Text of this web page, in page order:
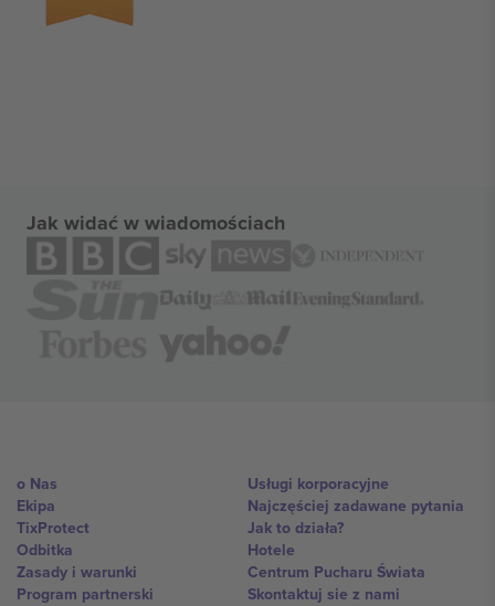
Jak widać w wiadomościach
o Nas
Ekipa
TixProtect
Odbitka
Zasady i warunki
Program partnerski
Usługi korporacyjne
Najczęściej zadawane pytania
Jak to działa?
Hotele
Centrum Pucharu Świata
Skontaktuj sie z nami